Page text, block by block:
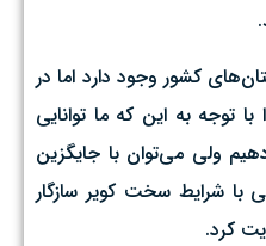
کشور وجود دارد اما در
توجه به این که ما توانایی
دهیم ولی می‌توان با جایگزین
شرایط سخت کویر سازگار
کرد.